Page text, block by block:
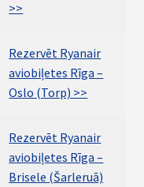
>>
Rezervēt Ryanair
aviobiļetes Rīga –
Oslo (Torp) >>
Rezervēt Ryanair
aviobiļetes Rīga –
Brisele (Šarleruā)